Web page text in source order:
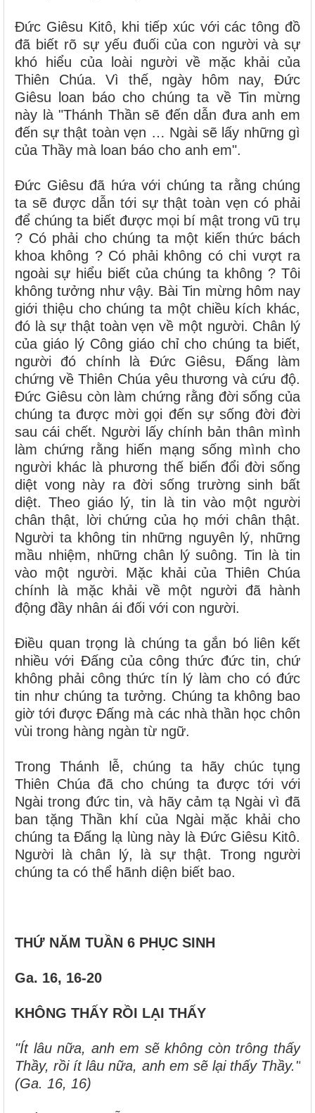
Đức Giêsu Kitô, khi tiếp xúc với các tông đồ
đã biết rõ sự yếu đuối của con người và sự
khó hiểu của loài người về mặc khải của
Thiên Chúa. Vì thế, ngày hôm nay, Đức
Giêsu loan báo cho chúng ta về Tin mừng
này là "Thánh Thần sẽ đến dẫn đưa anh em
đến sự thật toàn vẹn … Ngài sẽ lấy những gì
của Thầy mà loan báo cho anh em".
Đức Giêsu đã hứa với chúng ta rằng chúng
ta sẽ được dẫn tới sự thật toàn vẹn có phải
để chúng ta biết được mọi bí mật trong vũ trụ
? Có phải cho chúng ta một kiến thức bách
khoa không ? Có phải không có chi vượt ra
ngoài sự hiểu biết của chúng ta không ? Tôi
không tưởng như vậy. Bài Tin mừng hôm nay
giới thiệu cho chúng ta một chiều kích khác,
đó là sự thật toàn vẹn về một người. Chân lý
của giáo lý Công giáo chỉ cho chúng ta biết,
người đó chính là Đức Giêsu, Đấng làm
chứng về Thiên Chúa yêu thương và cứu độ.
Đức Giêsu còn làm chứng rằng đời sống của
chúng ta được mời gọi đến sự sống đời đời
sau cái chết. Người lấy chính bản thân mình
làm chứng rằng hiến mạng sống mình cho
người khác là phương thế biến đổi đời sống
diệt vong này ra đời sống trường sinh bất
diệt. Theo giáo lý, tin là tin vào một người
chân thật, lời chứng của họ mới chân thật.
Người ta không tin những nguyên lý, những
mầu nhiệm, những chân lý suông. Tin là tin
vào một người. Mặc khải của Thiên Chúa
chính là mặc khải về một người đã hành
động đầy nhân ái đối với con người.
Điều quan trọng là chúng ta gắn bó liên kết
nhiều với Đấng của công thức đức tin, chứ
không phải công thức tín lý làm cho có đức
tin như chúng ta tưởng. Chúng ta không bao
giờ tới được Đấng mà các nhà thần học chôn
vùi trong hàng ngàn từ ngữ.
Trong Thánh lễ, chúng ta hãy chúc tụng
Thiên Chúa đã cho chúng ta được tới với
Ngài trong đức tin, và hãy cảm tạ Ngài vì đã
ban tặng Thần khí của Ngài mặc khải cho
chúng ta Đấng lạ lùng này là Đức Giêsu Kitô.
Người là chân lý, là sự thật. Trong người
chúng ta có thể hãnh diện biết bao.
THỨ NĂM TUẦN 6 PHỤC SINH
Ga. 16, 16-20
KHÔNG THẤY RỒI LẠI THẤY
"Ít lâu nữa, anh em sẽ không còn trông thấy
Thầy, rồi ít lâu nữa, anh em sẽ lại thấy Thầy."
(Ga. 16, 16)